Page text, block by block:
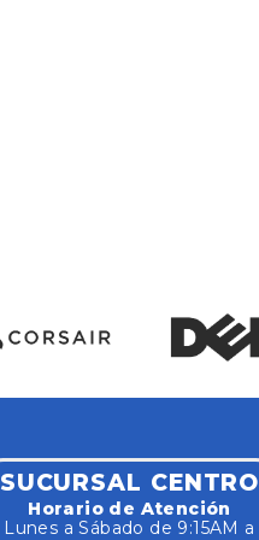
SUCURSAL CENTRO
Horario de Atención
Lunes a Sábado de 9:15AM a